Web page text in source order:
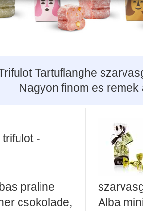
Tartuflanghe
Nagyon finom es remek
trifulot -
praline
csokolade,
Alba